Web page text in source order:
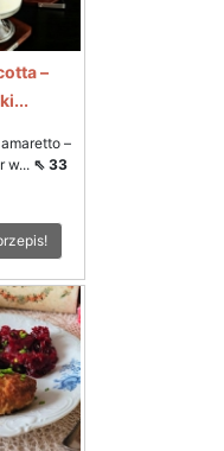
–
–
w... ⇖ 33